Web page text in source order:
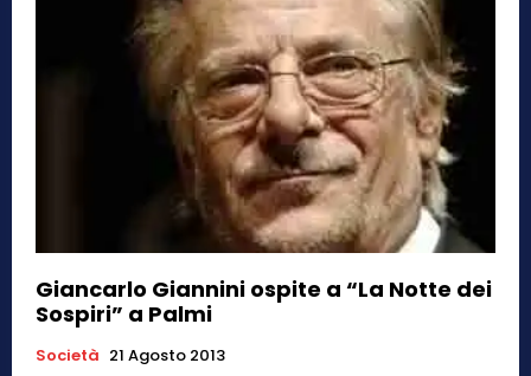
Giancarlo Giannini ospite a “La Notte dei
Sospiri” a Palmi
Società 21 Agosto 2013